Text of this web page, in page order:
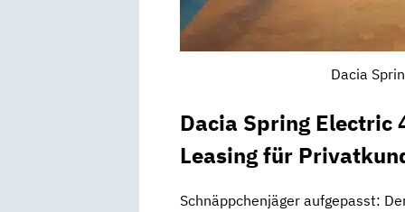
Dacia
Dacia Spring Electric
Leasing für
Schnäppchenjäger aufgepasst: